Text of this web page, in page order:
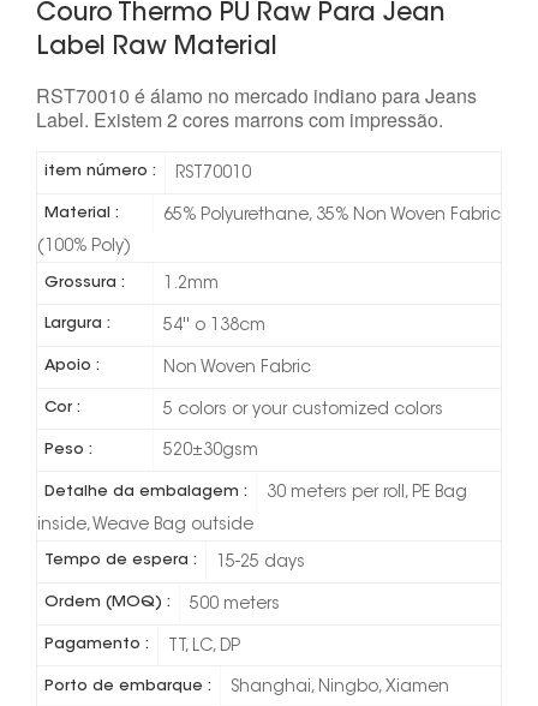
Couro Thermo PU Raw Para Jean
Label Raw Material
RST70010 é álamo no mercado indiano para Jeans
Label. Existem 2 cores marrons com impressão.
item número : RST70010
Material :
65% Polyurethane, 35% Non Woven Fabric
(100% Poly)
Grossura : 1.2mm
Largura : 54'' o 138cm
Apoio : Non Woven Fabric
Cor : 5 colors or your customized colors
Peso : 520±30gsm
Detalhe da embalagem :
30 meters per roll, PE Bag
inside, Weave Bag outside
Tempo de espera : 15-25 days
Ordem (MOQ) : 500 meters
Pagamento : TT, LC, DP
Porto de embarque : Shanghai, Ningbo, Xiamen